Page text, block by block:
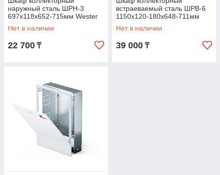
наружный сталь ШРН-3
697х118х652-715мм Wester
Нет в наличии
22 700 ₸
встраеваемый сталь ШРВ-6
1150х120-180х648-711мм
Wester
Нет в наличии
39 000 ₸